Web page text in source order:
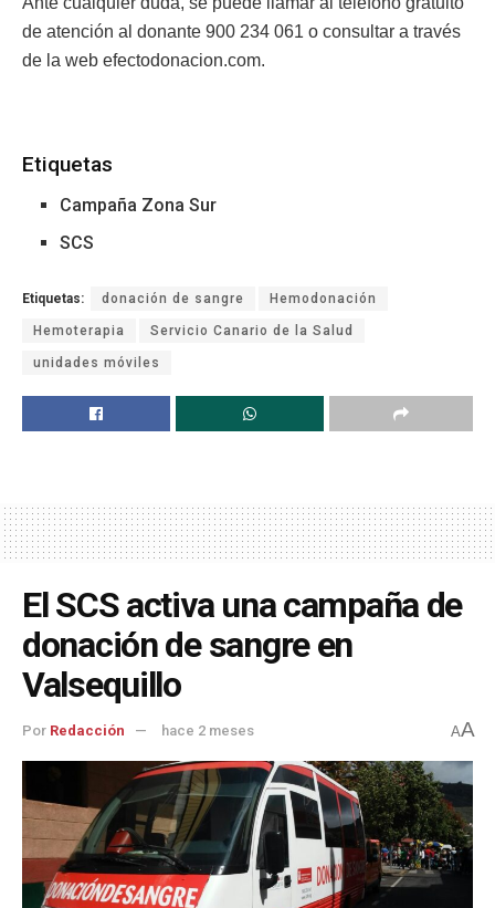
de atención al donante 900 234 061 o consultar a través
de la web efectodonacion.com.
Etiquetas
Campaña Zona Sur
SCS
Etiquetas: donación de sangre Hemodonación
Hemoterapia Servicio Canario de la Salud
unidades móviles
El SCS activa una campaña de
donación de sangre en
Valsequillo
Por Redacción hace 2 meses AA